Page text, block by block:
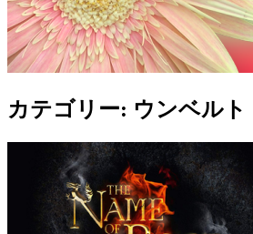
カテゴリー: ウンベルト